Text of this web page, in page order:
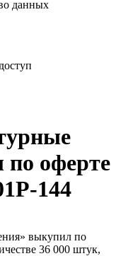
данных
оферте
144
выкупил по
36 000 штук,